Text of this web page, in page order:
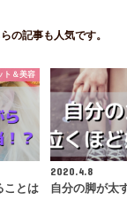
の記事も人気です。
ト＆美容
ことは
2020.4.8
自分の脚が太